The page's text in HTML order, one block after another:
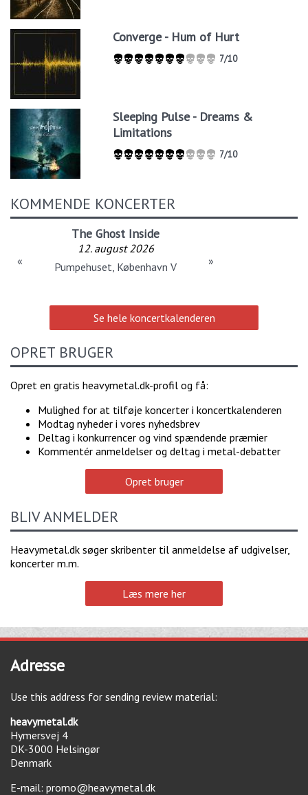
Converge - Hum of Hurt
7/10
Sleeping Pulse - Dreams &
Limitations
7/10
KOMMENDE KONCERTER
The Ghost Inside
12. august 2026
Pumpehuset, København V
« »
Se hele koncertkalenderen
OPRET BRUGER
Opret en gratis heavymetal.dk-profil og få:
Mulighed for at tilføje koncerter i koncertkalenderen
Modtag nyheder i vores nyhedsbrev
Deltag i konkurrencer og vind spændende præmier
Kommentér anmeldelser og deltag i metal-debatter
Opret bruger
BLIV ANMELDER
Heavymetal.dk søger skribenter til anmeldelse af udgivelser,
koncerter m.m.
Læs mere her
Adresse
Use this address for sending review material:
heavymetal.dk
Hymersvej 4
DK-3000 Helsingør
Denmark
E-mail: promo@heavymetal.dk